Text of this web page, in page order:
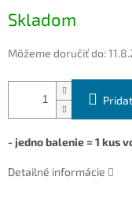
cena:
Skladom
Môžeme doručiť do:
- jedno balenie = 1 kus
Detailné informácie